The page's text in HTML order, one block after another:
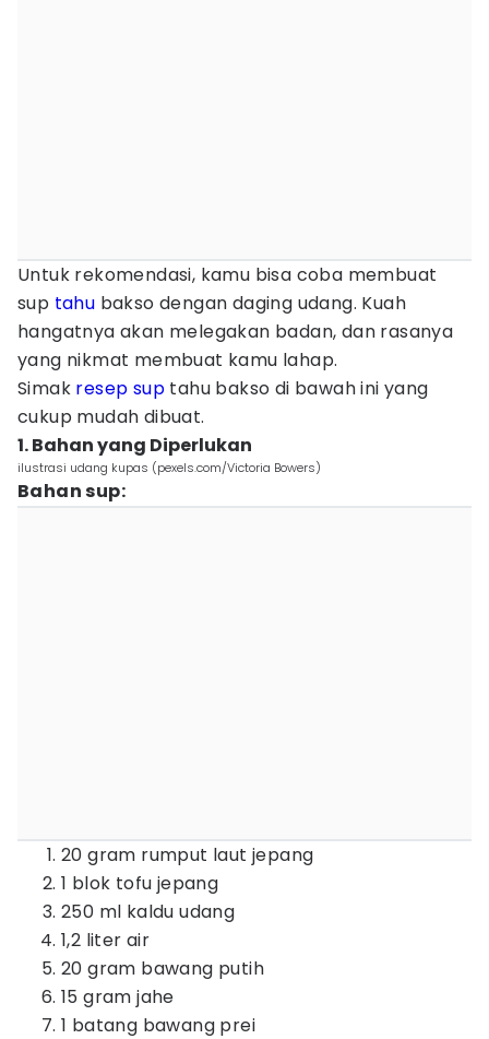
Untuk rekomendasi, kamu bisa coba membuat
sup tahu bakso dengan daging udang. Kuah
hangatnya akan melegakan badan, dan rasanya
yang nikmat membuat kamu lahap.
Simak resep sup tahu bakso di bawah ini yang
cukup mudah dibuat.
1. Bahan yang Diperlukan
ilustrasi udang kupas (pexels.com/Victoria Bowers)
Bahan sup:
20 gram rumput laut jepang
1 blok tofu jepang
250 ml kaldu udang
1,2 liter air
20 gram bawang putih
15 gram jahe
1 batang bawang prei